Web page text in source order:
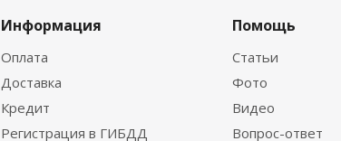
Информация
Оплата
Доставка
Кредит
Регистрация в ГИБДД
Помощь
Статьи
Фото
Видео
Вопрос-ответ